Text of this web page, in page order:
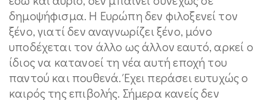
δημοψήφισμα. Η Ευρώπη δεν φιλοξενεί τον
ξένο, γιατί δεν αναγνωρίζει ξένο, μόνο
υποδέχεται τον άλλο ως άλλον εαυτό, αρκεί ο
ίδιος να κατανοεί τη νέα αυτή εποχή του
παντού και πουθενά. Έχει περάσει ευτυχώς ο
καιρός της επιβολής. Σήμερα κανείς δεν